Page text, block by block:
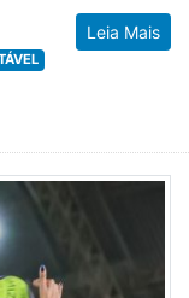
Leia Mais